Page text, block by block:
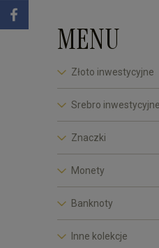
MENU
Złoto inwestycyjne
Srebro inwestycyjne
Znaczki
Monety
Banknoty
Inne kolekcje